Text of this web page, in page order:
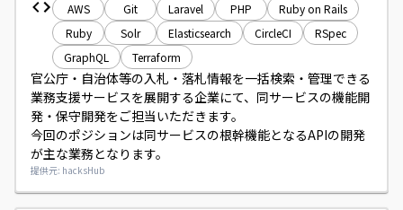
AWS Git Laravel PHP
Ruby on Rails
Ruby
Solr Elasticsearch CircleCI
RSpec
GraphQL
Terraform
官公庁・自治体等の入札・落札情報を一括検索・管理できる
業務支援サービスを展開する企業にて、同サービスの機能開
発・保守開発をご担当いただきます。
今回のポジションは同サービスの根幹機能となるAPIの開発
が主な業務となります。
提供元: hacksHub